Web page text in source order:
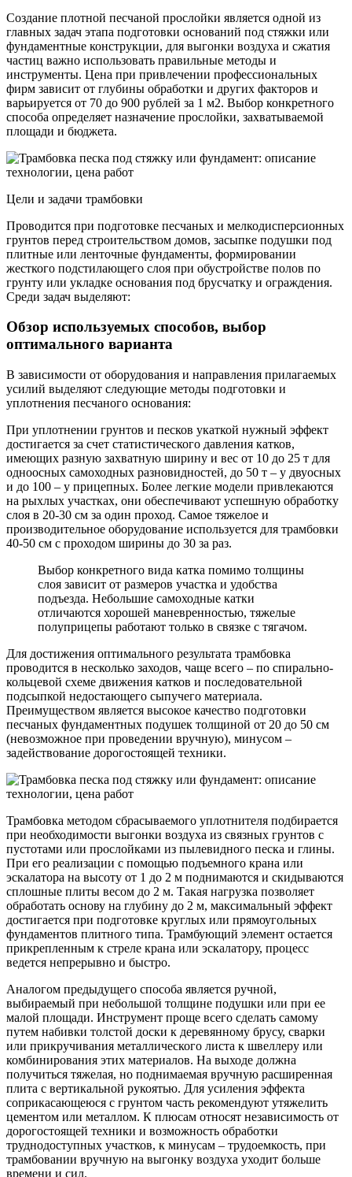
Создание плотной песчаной прослойки является одной из
главных задач этапа подготовки оснований под стяжки или
фундаментные конструкции, для выгонки воздуха и сжатия
частиц важно использовать правильные методы и
инструменты. Цена при привлечении профессиональных
фирм зависит от глубины обработки и других факторов и
варьируется от 70 до 900 рублей за 1 м2. Выбор конкретного
способа определяет назначение прослойки, захватываемой
площади и бюджета.
Цели и задачи трамбовки
Проводится при подготовке песчаных и мелкодисперсионных
грунтов перед строительством домов, засыпке подушки под
плитные или ленточные фундаменты, формировании
жесткого подстилающего слоя при обустройстве полов по
грунту или укладке основания под брусчатку и ограждения.
Среди задач выделяют:
Обзор используемых способов, выбор
оптимального варианта
В зависимости от оборудования и направления прилагаемых
усилий выделяют следующие методы подготовки и
уплотнения песчаного основания:
При уплотнении грунтов и песков укаткой нужный эффект
достигается за счет статистического давления катков,
имеющих разную захватную ширину и вес от 10 до 25 т для
одноосных самоходных разновидностей, до 50 т – у двуосных
и до 100 – у прицепных. Более легкие модели привлекаются
на рыхлых участках, они обеспечивают успешную обработку
слоя в 20-30 см за один проход. Самое тяжелое и
производительное оборудование используется для трамбовки
40-50 см с проходом ширины до 30 за раз.
Выбор конкретного вида катка помимо толщины
слоя зависит от размеров участка и удобства
подъезда. Небольшие самоходные катки
отличаются хорошей маневренностью, тяжелые
полуприцепы работают только в связке с тягачом.
Для достижения оптимального результата трамбовка
проводится в несколько заходов, чаще всего – по спирально-
кольцевой схеме движения катков и последовательной
подсыпкой недостающего сыпучего материала.
Преимуществом является высокое качество подготовки
песчаных фундаментных подушек толщиной от 20 до 50 см
(невозможное при проведении вручную), минусом –
задействование дорогостоящей техники.
Трамбовка методом сбрасываемого уплотнителя подбирается
при необходимости выгонки воздуха из связных грунтов с
пустотами или прослойками из пылевидного песка и глины.
При его реализации с помощью подъемного крана или
эскалатора на высоту от 1 до 2 м поднимаются и скидываются
сплошные плиты весом до 2 м. Такая нагрузка позволяет
обработать основу на глубину до 2 м, максимальный эффект
достигается при подготовке круглых или прямоугольных
фундаментов плитного типа. Трамбующий элемент остается
прикрепленным к стреле крана или эскалатору, процесс
ведется непрерывно и быстро.
Аналогом предыдущего способа является ручной,
выбираемый при небольшой толщине подушки или при ее
малой площади. Инструмент проще всего сделать самому
путем набивки толстой доски к деревянному брусу, сварки
или прикручивания металлического листа к швеллеру или
комбинирования этих материалов. На выходе должна
получиться тяжелая, но поднимаемая вручную расширенная
плита с вертикальной рукоятью. Для усиления эффекта
соприкасающеюся с грунтом часть рекомендуют утяжелить
цементом или металлом. К плюсам относят независимость от
дорогостоящей техники и возможность обработки
труднодоступных участков, к минусам – трудоемкость, при
трамбовании вручную на выгонку воздуха уходит больше
времени и сил.